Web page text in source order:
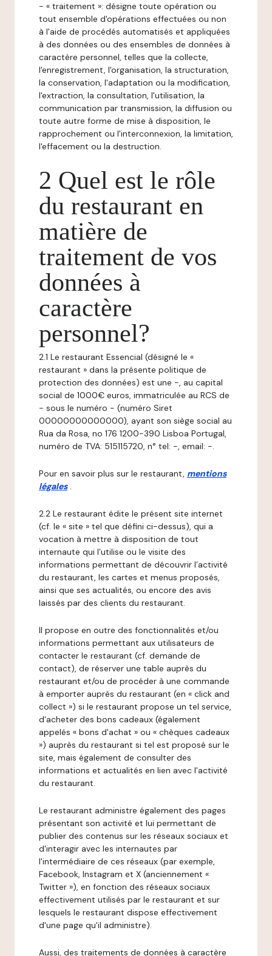
- « traitement »: désigne toute opération ou
tout ensemble d'opérations effectuées ou non
à l'aide de procédés automatisés et appliquées
à des données ou des ensembles de données à
caractère personnel, telles que la collecte,
l'enregistrement, l'organisation, la structuration,
la conservation, l'adaptation ou la modification,
l'extraction, la consultation, l'utilisation, la
communication par transmission, la diffusion ou
toute autre forme de mise à disposition, le
rapprochement ou l'interconnexion, la limitation,
l'effacement ou la destruction.
2 Quel est le rôle
du restaurant en
matière de
traitement de vos
données à
caractère
personnel?
2.1 Le restaurant Essencial (désigné le «
restaurant » dans la présente politique de
protection des données) est une -, au capital
social de 1000€ euros, immatriculée au RCS de
- sous le numéro - (numéro Siret
00000000000000), ayant son siège social au
Rua da Rosa, no 176 1200-390 Lisboa Portugal,
numéro de TVA: 515115720, n° tel: -, email: -.
Pour en savoir plus sur le restaurant, mentions
légales .
2.2 Le restaurant édite le présent site internet
(cf. le « site » tel que défini ci-dessus), qui a
vocation à mettre à disposition de tout
internaute qui l’utilise ou le visite des
informations permettant de découvrir l’activité
du restaurant, les cartes et menus proposés,
ainsi que ses actualités, ou encore des avis
laissés par des clients du restaurant.
Il propose en outre des fonctionnalités et/ou
informations permettant aux utilisateurs de
contacter le restaurant (cf. demande de
contact), de réserver une table auprès du
restaurant et/ou de procéder à une commande
à emporter auprès du restaurant (en « click and
collect ») si le restaurant propose un tel service,
d'acheter des bons cadeaux (également
appelés « bons d'achat » ou « chèques cadeaux
») auprès du restaurant si tel est proposé sur le
site, mais également de consulter des
informations et actualités en lien avec l'activité
du restaurant.
Le restaurant administre également des pages
présentant son activité et lui permettant de
publier des contenus sur les réseaux sociaux et
d'interagir avec les internautes par
l'intermédiaire de ces réseaux (par exemple,
Facebook, Instagram et X (anciennement «
Twitter »), en fonction des réseaux sociaux
effectivement utilisés par le restaurant et sur
lesquels le restaurant dispose effectivement
d'une page qu'il administre).
Aussi, des traitements de données à caractère